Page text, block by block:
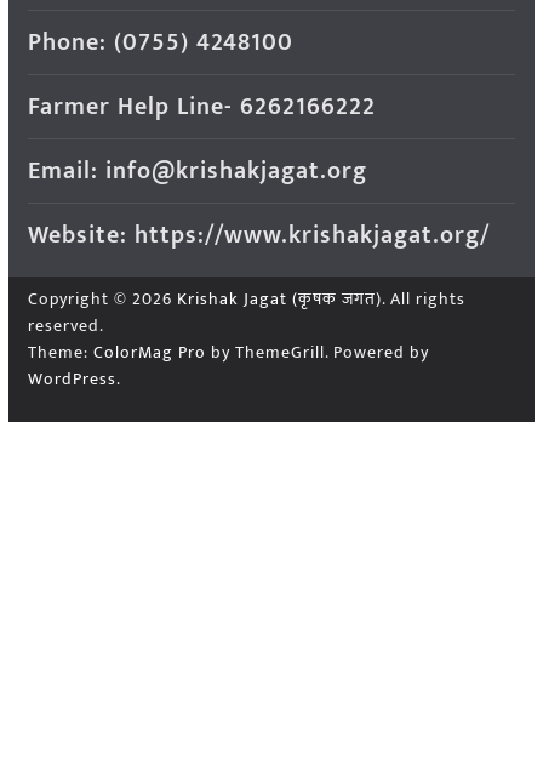
Phone: (0755) 4248100
Farmer Help Line- 6262166222
Email: info@krishakjagat.org
Website: https://www.krishakjagat.org/
Copyright © 2026 Krishak Jagat (कृषक जगत). All rights
reserved.
Theme: ColorMag Pro by ThemeGrill. Powered by
WordPress.